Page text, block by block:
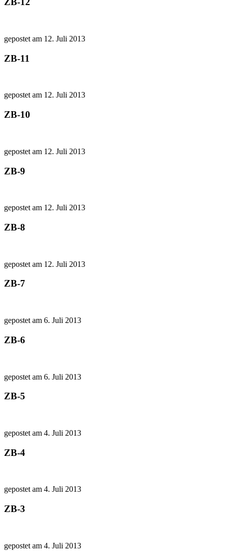
gepostet am 12. Juli 2013
ZB-11
gepostet am 12. Juli 2013
ZB-10
gepostet am 12. Juli 2013
ZB-9
gepostet am 12. Juli 2013
ZB-8
gepostet am 12. Juli 2013
ZB-7
gepostet am 6. Juli 2013
ZB-6
gepostet am 6. Juli 2013
ZB-5
gepostet am 4. Juli 2013
ZB-4
gepostet am 4. Juli 2013
ZB-3
gepostet am 4. Juli 2013